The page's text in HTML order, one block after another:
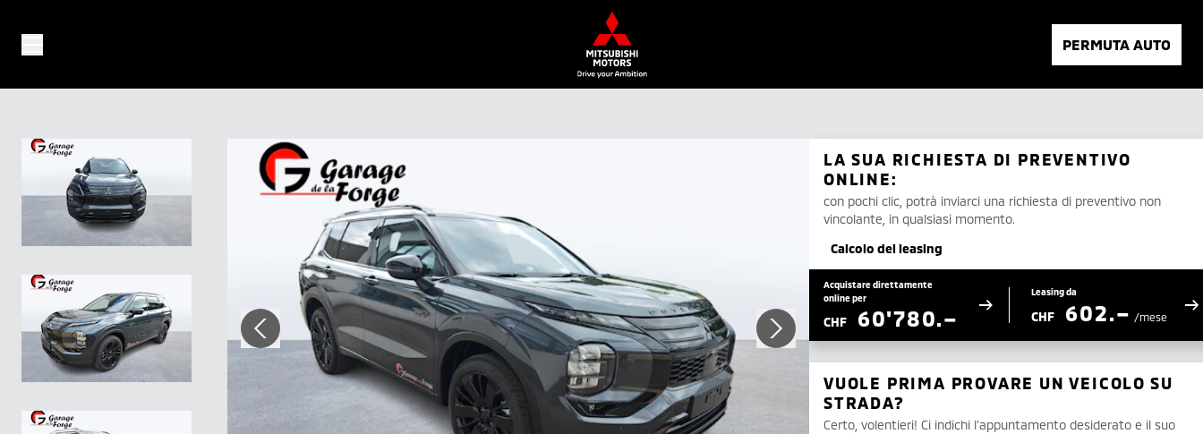
PERMUTA AUTO
LA SUA RICHIESTA DI PREVENTIVO
ONLINE:
con pochi clic, potrà inviarci una richiesta di preventivo non
vincolante, in qualsiasi momento.
Calcolo del leasing
Acquistare direttamente
online per
CHF 60'780.–
Leasing da
CHF 602.– /mese
VUOLE PRIMA PROVARE UN VEICOLO SU
STRADA?
Certo, volentieri! Ci indichi l'appuntamento desiderato e il suo